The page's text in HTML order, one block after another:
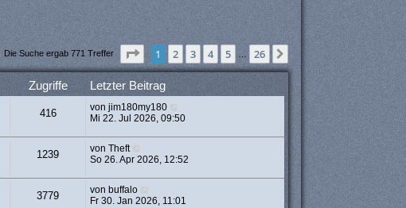
Die Suche ergab 771 Treffer Seite1 von26
1 2 3 4 5 … 26 Nächste
Zugriffe Letzter Beitrag
416 vonjim180my180
Mi 22. Jul 2026, 09:50
1239 vonTheft
So 26. Apr 2026, 12:52
3779 von buffalo
Fr 30. Jan 2026, 11:01